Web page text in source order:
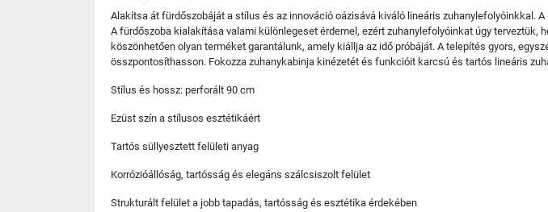
Alakítsa át fürdőszobáját a stílus és az innováció oázisává kiváló lineáris
A fürdőszoba kialakítása valami különlegeset érdemel, ezért zuhanylefolyóinkat úgy
köszönhetően olyan terméket garantálunk, amely kiállja az idő próbáját. A telepítés gyors,
összpontosíthasson. Fokozza zuhanykabinja kinézetét és funkcióit karcsú és tartós lineáris
Stílus és hossz: perforált 90 cm
Ezüst szín a stílusos esztétikáért
Tartós süllyesztett felületi anyag
Korrózióállóság, tartósság és elegáns szálcsiszolt felület
Strukturált felület a jobb tapadás, tartósság és esztétika érdekében